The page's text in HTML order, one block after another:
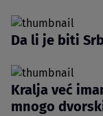
Da li je biti
Kralja već
mnogo